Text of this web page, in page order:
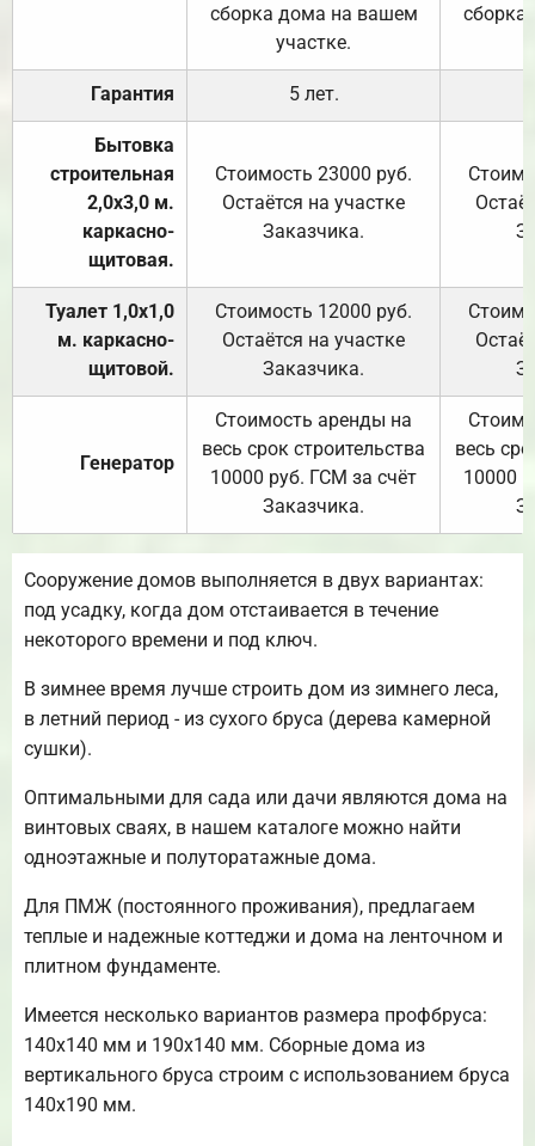
сборка дома на вашем
участке.
Гарантия 5 лет.
Бытовка
строительная
2,0х3,0 м.
каркасно-
щитовая.
Стоимость 23000 руб.
Остаётся на участке
Заказчика.
Туалет 1,0х1,0
м. каркасно-
щитовой.
Стоимость 12000 руб.
Остаётся на участке
Заказчика.
Генератор
Стоимость аренды на
весь срок строительства
10000 руб. ГСМ за счёт
Заказчика.
весь
10000
Сооружение домов выполняется в двух вариантах:
под усадку, когда дом отстаивается в течение
некоторого времени и под ключ.
В зимнее время лучше строить дом из зимнего леса,
в летний период - из сухого бруса (дерева камерной
сушки).
Оптимальными для сада или дачи являются дома на
винтовых сваях, в нашем каталоге можно найти
одноэтажные и полуторатажные дома.
Для ПМЖ (постоянного проживания), предлагаем
теплые и надежные коттеджи и дома на ленточном и
плитном фундаменте.
Имеется несколько вариантов размера профбруса:
140х140 мм и 190х140 мм. Сборные дома из
вертикального бруса строим с использованием бруса
140х190 мм.